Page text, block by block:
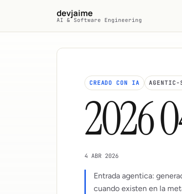
Saltar al contenido principal
devjaime
AI & Software Engineering
CREADO CON IA AGENTIC-
2026
4 ABR 2026
Entrada agentica:
cuando existen en la